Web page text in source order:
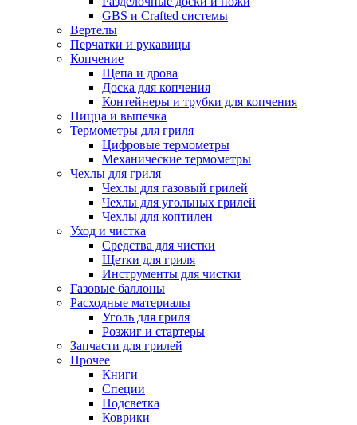
GBS и Crafted системы
Вертелы
Перчатки и рукавицы
Копчение
Щепа и дрова
Доска для копчения
Контейнеры и трубки для копчения
Пицца и выпечка
Термометры для гриля
Цифровые термометры
Механические термометры
Чехлы для гриля
Чехлы для газовый грилей
Чехлы для угольных грилей
Чехлы для коптилен
Уход и чистка
Средства для чистки
Щетки для гриля
Инструменты для чистки
Газовые баллоны
Расходные материалы
Уголь для гриля
Розжиг и стартеры
Запчасти для грилей
Прочее
Книги
Специи
Подсветка
Коврики